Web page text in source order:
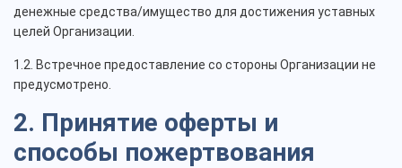
денежные средства/имущество для достижения уставных
целей Организации.
1.2. Встречное предоставление со стороны Организации не
предусмотрено.
2. Принятие оферты и
способы пожертвования